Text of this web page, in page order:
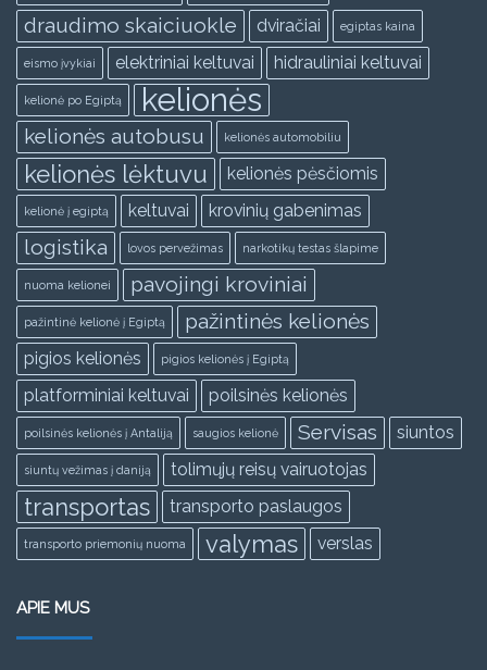
draudimo skaiciuokle dviračiai egiptas kaina
eismo įvykiai elektriniai keltuvai hidrauliniai keltuvai
kelionė po Egiptą kelionės
kelionės autobusu kelionės automobiliu
kelionės lėktuvu kelionės pėsčiomis
kelionė į egiptą keltuvai krovinių gabenimas
logistika lovos pervežimas narkotikų testas šlapime
nuoma kelionei pavojingi kroviniai
pažintinė kelionė į Egiptą pažintinės kelionės
pigios kelionės pigios kelionės į Egiptą
platforminiai keltuvai poilsinės kelionės
poilsinės kelionės į Antaliją saugios kelionė Servisas siuntos
siuntų vežimas į daniją tolimųjų reisų vairuotojas
transportas transporto paslaugos
transporto priemonių nuoma valymas verslas
APIE MUS